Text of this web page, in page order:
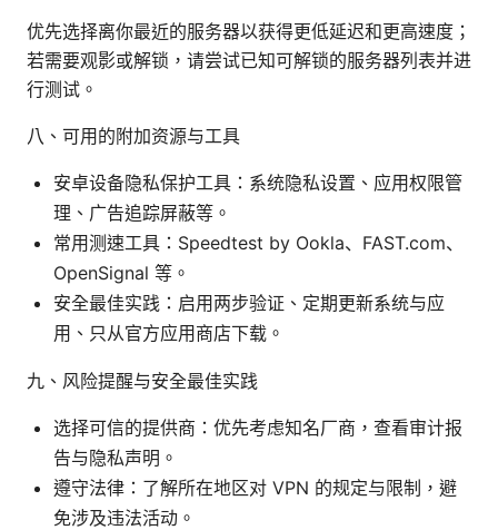
优先选择离你最近的服务器以获得更低延迟和更高速度；
若需要观影或解锁，请尝试已知可解锁的服务器列表并进
行测试。
八、可用的附加资源与工具
安卓设备隐私保护工具：系统隐私设置、应用权限管
理、广告追踪屏蔽等。
常用测速工具：Speedtest by Ookla、FAST.com、
OpenSignal 等。
安全最佳实践：启用两步验证、定期更新系统与应
用、只从官方应用商店下载。
九、风险提醒与安全最佳实践
选择可信的提供商：优先考虑知名厂商，查看审计报
告与隐私声明。
遵守法律：了解所在地区对 VPN 的规定与限制，避
免涉及违法活动。